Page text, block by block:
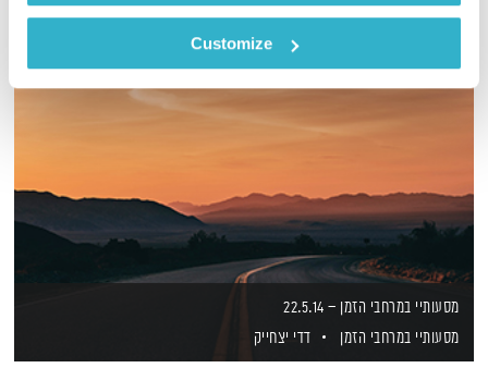
Customize
מסעותיי במרחבי הזמן – 22.5.14
מסעותיי במרחבי הזמן
דדי יצחייק